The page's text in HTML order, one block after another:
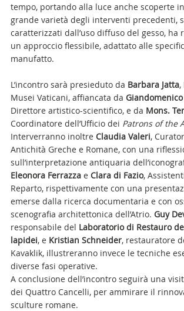
tempo, portando alla luce anche scoperte
grande varietà degli interventi precedenti,
caratterizzati dall’uso diffuso del gesso, ha
un approccio flessibile, adattato alle
manufatto.
L’incontro sarà presieduto da Barbara Jatta,
Musei Vaticani, affiancata da
Direttore artistico-scientifico, e da Mons.
Coordinatore dell’Ufficio dei Patrons of the
Interverranno inoltre Claudia Valeri,
Antichità Greche e Romane, con una
sull’interpretazione antiquaria
Eleonora Ferrazzae Clara di Fazio,
Reparto, rispettivamente con una
emerse dalla ricerca documentaria e con
scenografia architettonica dell’Atrio. Guy
responsabile del Laboratorio di Restauro
lapidei, e Kristian Schneider, restauratore
Kavaklik, illustreranno invece le tecniche
diverse fasi operative.
A conclusione dell’incontro seguirà una
dei Quattro Cancelli, per ammirare il
sculture romane.